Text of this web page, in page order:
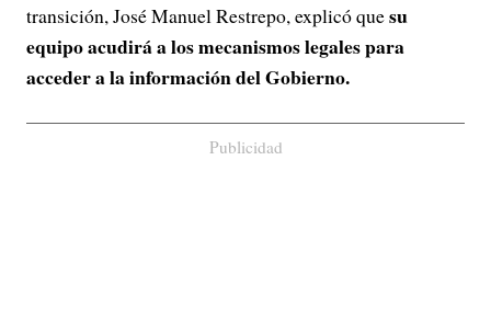
transición, José Manuel Restrepo, explicó quesu
equipo acudirá a los mecanismos legales para
acceder a la información del Gobierno.
Publicidad